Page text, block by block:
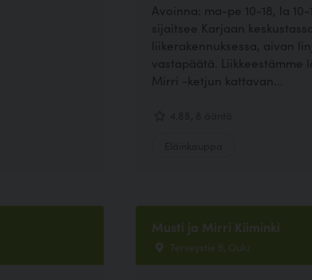
Avoinna: ma-pe 10-18, la
sijaitsee Karjaan
liikerakennuksessa, aivan
vastapäätä. Liikkeestämme
Mirri -ketjun kattavan...
Musti ja Mirri Kiiminki
Terveystie 6, Oulu